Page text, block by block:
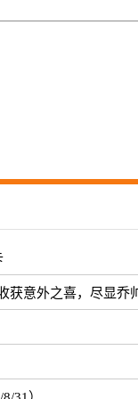
获意外之喜，尽显乔